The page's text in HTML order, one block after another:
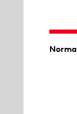
Norma